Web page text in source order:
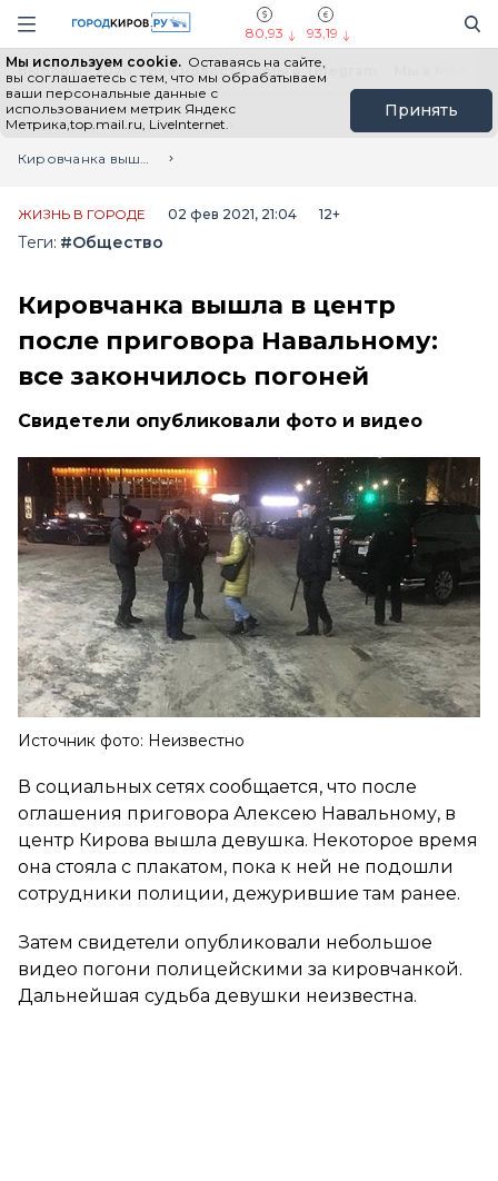
Навигация сайта
80,93 93,19
Мы используем cookie. Оставаясь на сайте,
вы соглашаетесь с тем, что мы обрабатываем
ваши персональные данные с
использованием метрик Яндекс
Метрика,top.mail.ru, LiveInternet.
Принять
Выборы - 2026 Все новости Мы в Telegram
Главная
Лента новостей
Кировчанка вышла в центр после приговора Навальному: все закончилось погоней
ЖИЗНЬ В ГОРОДЕ 02 фев 2021, 21:04 12+
Теги: #Общество
Кировчанка вышла в центр
после приговора Навальному:
все закончилось погоней
Свидетели опубликовали фото и видео
Источник фото: Неизвестно
В социальных сетях сообщается, что после
оглашения приговора Алексею Навальному, в
центр Кирова вышла девушка. Некоторое время
она стояла с плакатом, пока к ней не подошли
сотрудники полиции, дежурившие там ранее.
Затем свидетели опубликовали небольшое
видео погони полицейскими за кировчанкой.
Дальнейшая судьба девушки неизвестна.